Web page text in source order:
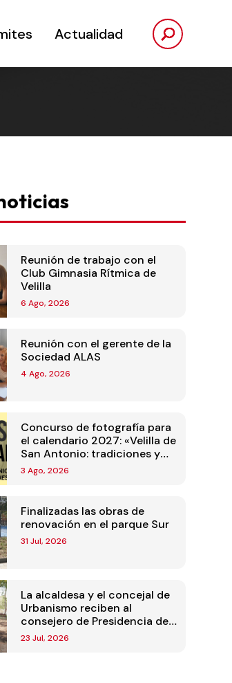
Actualidad
Reunión de trabajo con el
Club Gimnasia Rítmica de
Velilla
6 Ago, 2026
Reunión con el gerente de la
Sociedad ALAS
4 Ago, 2026
Concurso de fotografía para
el calendario 2027: «Velilla de
San Antonio: tradiciones y
paisajes»
3 Ago, 2026
Finalizadas las obras de
renovación en el parque Sur
31 Jul, 2026
La alcaldesa y el concejal de
Urbanismo reciben al
consejero de Presidencia de
la Comunidad de Madrid
23 Jul, 2026